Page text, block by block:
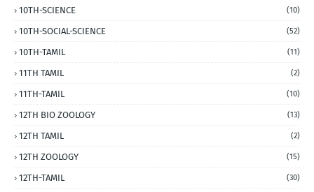
10TH-SCIENCE (10)
10TH-SOCIAL-SCIENCE (52)
10TH-TAMIL (11)
11TH TAMIL (2)
11TH-TAMIL (10)
12TH BIO ZOOLOGY (13)
12TH TAMIL (2)
12TH ZOOLOGY (15)
12TH-TAMIL (30)